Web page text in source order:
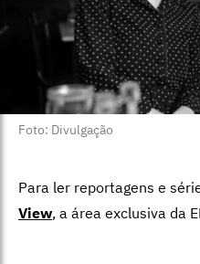
Foto: Divulgação
Para ler reportagens e
View, a área exclusiva da